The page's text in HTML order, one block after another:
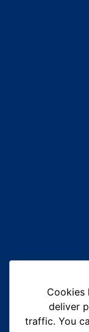
Cookies
deliver
traffic. You